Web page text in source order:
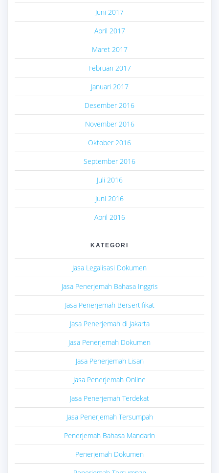
Juni 2017
April 2017
Maret 2017
Februari 2017
Januari 2017
Desember 2016
November 2016
Oktober 2016
September 2016
Juli 2016
Juni 2016
April 2016
KATEGORI
Jasa Legalisasi Dokumen
Jasa Penerjemah Bahasa Inggris
Jasa Penerjemah Bersertifikat
Jasa Penerjemah di Jakarta
Jasa Penerjemah Dokumen
Jasa Penerjemah Lisan
Jasa Penerjemah Online
Jasa Penerjemah Terdekat
Jasa Penerjemah Tersumpah
Penerjemah Bahasa Mandarin
Penerjemah Dokumen